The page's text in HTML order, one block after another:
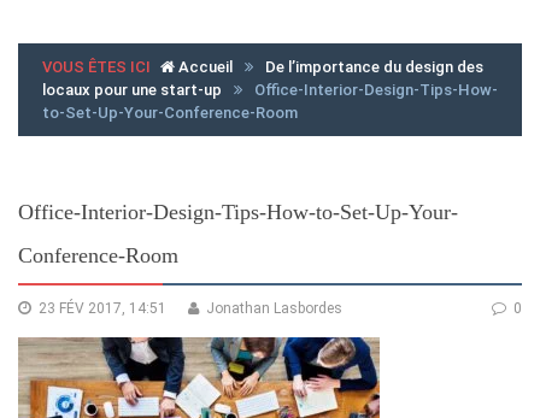
VOUS ÊTES ICI Accueil
De l’importance du design des
locaux pour une start-up
Office-Interior-Design-Tips-How-
to-Set-Up-Your-Conference-Room
Office-Interior-Design-Tips-How-to-Set-Up-Your-
Conference-Room
23 FÉV 2017, 14:51 0
Jonathan Lasbordes